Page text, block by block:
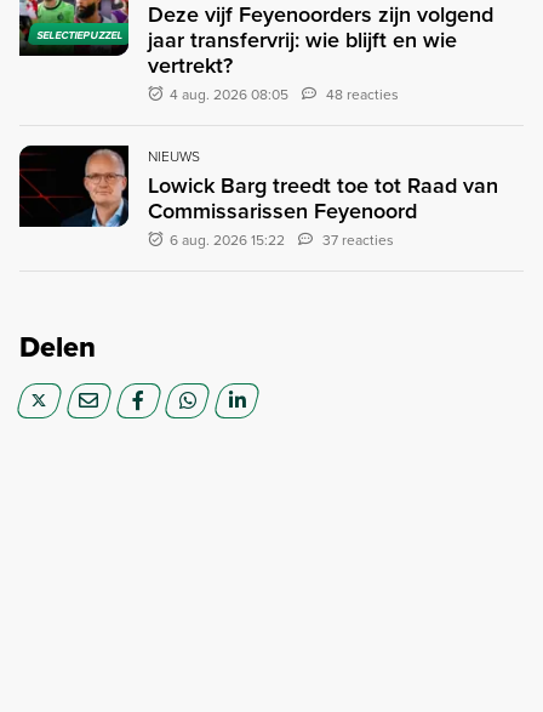
SELECTIEPUZZEL
Deze vijf Feyenoorders zijn volgend
jaar transfervrij: wie blijft en wie
vertrekt?
4 aug. 2026 08:05 48 reacties
NIEUWS
Lowick Barg treedt toe tot Raad van
Commissarissen Feyenoord
6 aug. 2026 15:22 37 reacties
Delen